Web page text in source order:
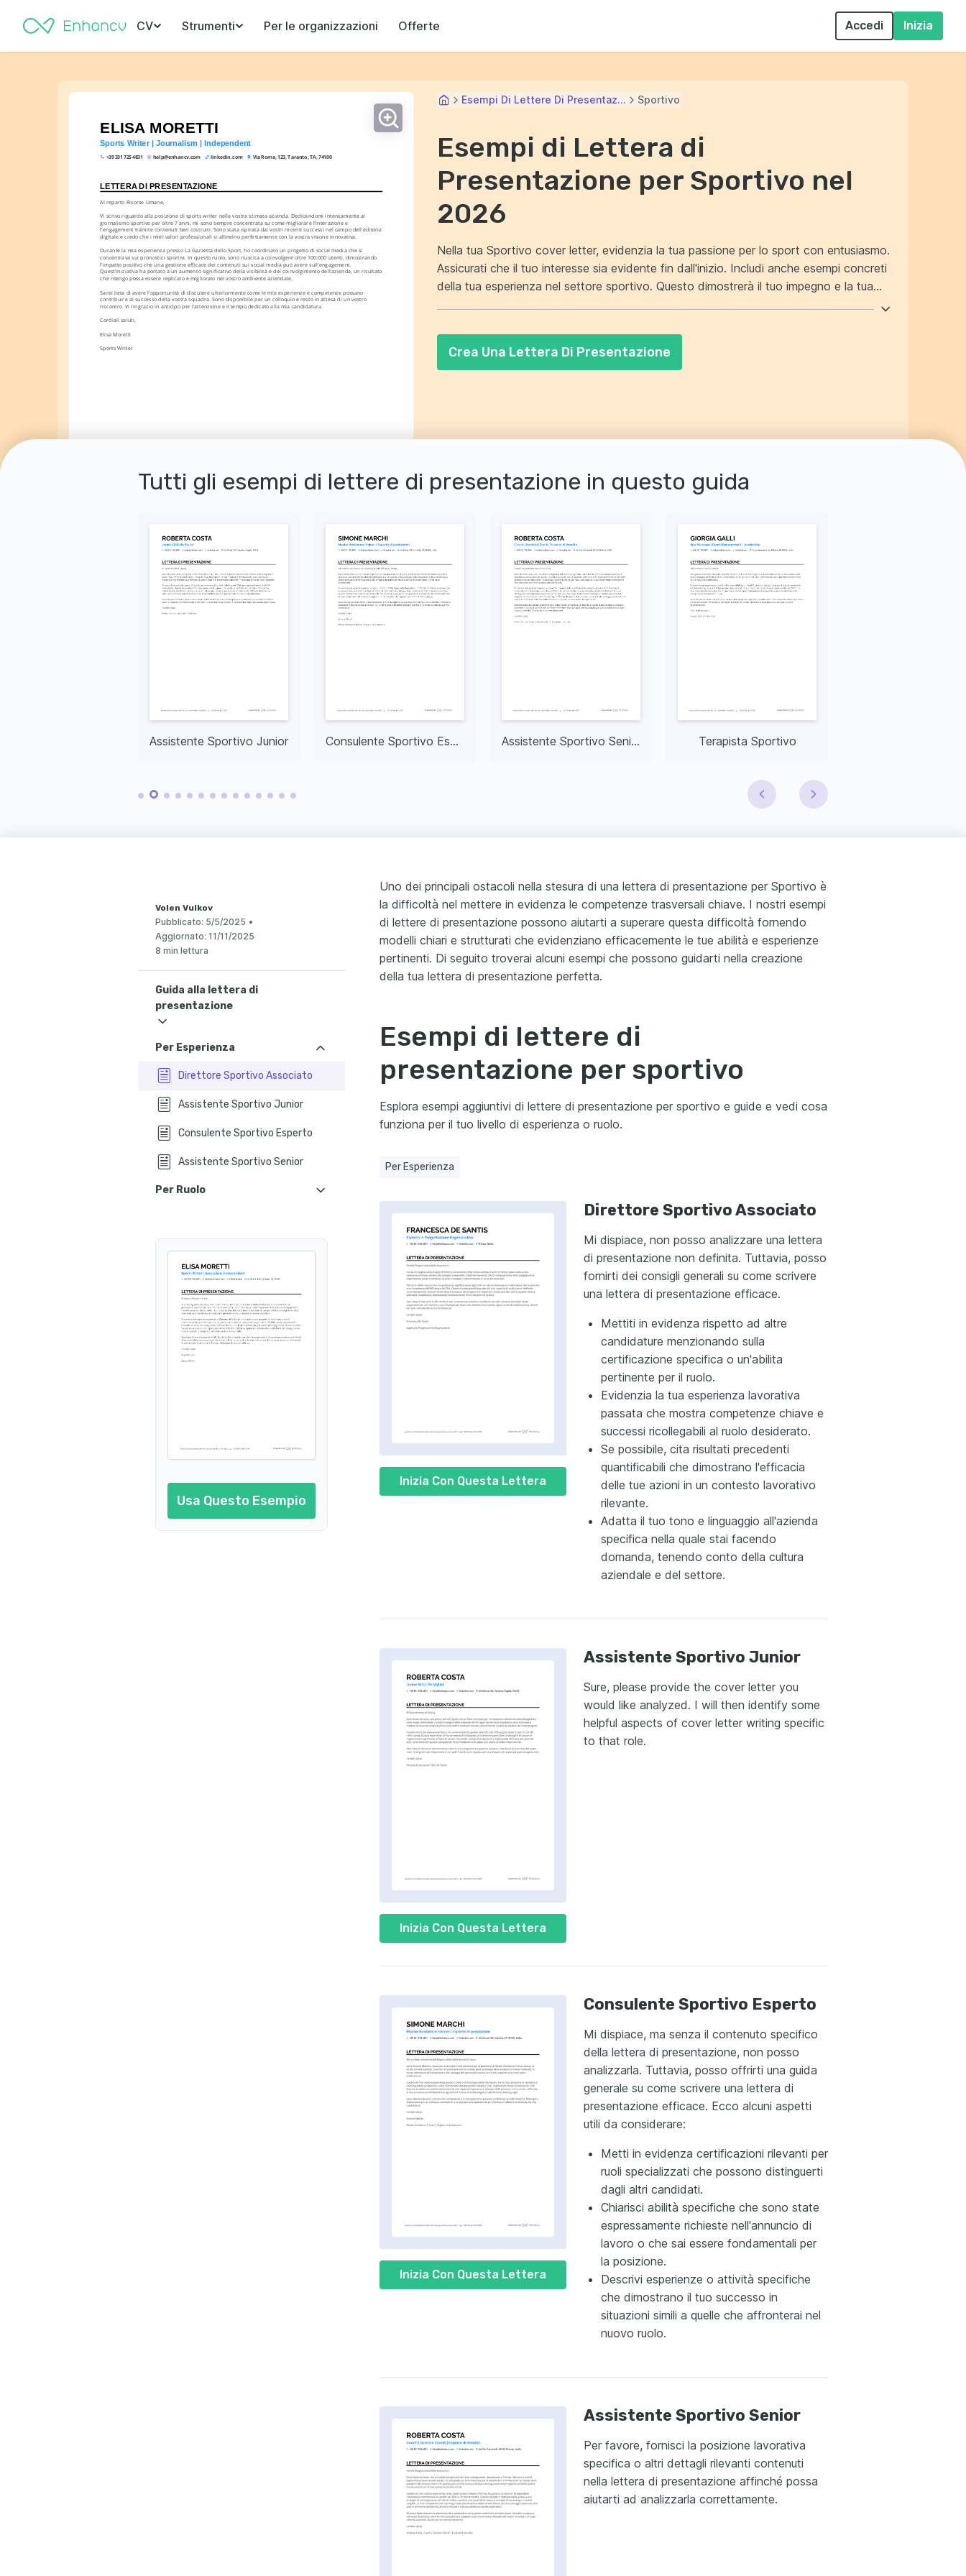
CV Strumenti Per le organizzazioni Offerte Accedi Inizia
ELISA MORETTI
Sports Writer | Journalism | Independent
+39 331 725 4831 help@enhancv.com linkedin.com Via Roma, 123, Taranto, TA, 74100
LETTERA DI PRESENTAZIONE
Al reparto Risorse Umane,
Vi scrivo riguardo alla posizione di sports writer nella vostra stimata azienda. Dedicandomi intensamente al
giornalismo sportivo per oltre 7 anni, mi sono sempre concentrata su come migliorare l'interazione e
l'engagement tramite contenuti ben costruiti. Sono stata ispirata dai vostri recenti successi nel campo dell'editoria
digitale e credo che i miei valori professionali si allineino perfettamente con la vostra visione innovativa.
Durante la mia esperienza presso La Gazzetta dello Sport, ho coordinato un progetto di social media che si
concentrava sui pronostici sportivi. In questo ruolo, sono riuscita a coinvolgere oltre 100.000 utenti, dimostrando
l'impatto positivo che una gestione efficace dei contenuti sui social media può avere sull'engagement.
Quest'iniziativa ha portato a un aumento significativo della visibilità e del coinvolgimento dell'azienda, un risultato
che ritengo possa essere replicato e migliorato nel vostro ambiente aziendale.
Sarei lieta di avere l'opportunità di discutere ulteriormente come le mie esperienze e competenze possano
contribuire al successo della vostra squadra. Sono disponibile per un colloquio e resto in attesa di un vostro
riscontro. Vi ringrazio in anticipo per l'attenzione e il tempo dedicato alla mia candidatura.
Cordiali saluti,
Elisa Moretti
Sports Writer
Esempi Di Lettere Di Presentaz... Sportivo
Esempi di Lettera di
Presentazione per Sportivo nel
2026
Nella tua Sportivo cover letter, evidenzia la tua passione per lo sport con entusiasmo.
Assicurati che il tuo interesse sia evidente fin dall'inizio. Includi anche esempi concreti
della tua esperienza nel settore sportivo. Questo dimostrerà il tuo impegno e la tua
Crea Una Lettera Di Presentazione
Tutti gli esempi di lettere di presentazione in questo guida
Assistente Sportivo Junior Consulente Sportivo Esperto Assistente Sportivo Senior Terapista Sportivo
Volen Vulkov
Pubblicato: 5/5/2025 •
Aggiornato: 11/11/2025
8 min lettura
Guida alla lettera di
presentazione
Per Esperienza
Direttore Sportivo Associato
Assistente Sportivo Junior
Consulente Sportivo Esperto
Assistente Sportivo Senior
Per Ruolo
Consulente Sportivo
Coordinatore Sportivo
Psicologo Sportivo
Medico Sportivo
Nutrizionista Sportivo
Usa Questo Esempio
Uno dei principali ostacoli nella stesura di una lettera di presentazione per Sportivo è
la difficoltà nel mettere in evidenza le competenze trasversali chiave. I nostri esempi
di lettere di presentazione possono aiutarti a superare questa difficoltà fornendo
modelli chiari e strutturati che evidenziano efficacemente le tue abilità e esperienze
pertinenti. Di seguito troverai alcuni esempi che possono guidarti nella creazione
della tua lettera di presentazione perfetta.
Esempi di lettere di
presentazione per sportivo
Esplora esempi aggiuntivi di lettere di presentazione per sportivo e guide e vedi cosa
funziona per il tuo livello di esperienza o ruolo.
Per Esperienza
Inizia Con Questa Lettera
Direttore Sportivo Associato
Mi dispiace, non posso analizzare una lettera
di presentazione non definita. Tuttavia, posso
fornirti dei consigli generali su come scrivere
una lettera di presentazione efficace.
Mettiti in evidenza rispetto ad altre
candidature menzionando sulla
certificazione specifica o un'abilitа
pertinente per il ruolo.
Evidenzia la tua esperienza lavorativa
passata che mostra competenze chiave e
successi ricollegabili al ruolo desiderato.
Se possibile, cita risultati precedenti
quantificabili che dimostrano l'efficacia
delle tue azioni in un contesto lavorativo
rilevante.
Adatta il tuo tono e linguaggio all'azienda
specifica nella quale stai facendo
domanda, tenendo conto della cultura
aziendale e del settore.
Inizia Con Questa Lettera
Assistente Sportivo Junior
Sure, please provide the cover letter you
would like analyzed. I will then identify some
helpful aspects of cover letter writing specific
to that role.
Inizia Con Questa Lettera
Consulente Sportivo Esperto
Mi dispiace, ma senza il contenuto specifico
della lettera di presentazione, non posso
analizzarla. Tuttavia, posso offrirti una guida
generale su come scrivere una lettera di
presentazione efficace. Ecco alcuni aspetti
utili da considerare:
Metti in evidenza certificazioni rilevanti per
ruoli specializzati che possono distinguerti
dagli altri candidati.
Chiarisci abilità specifiche che sono state
espressamente richieste nell'annuncio di
lavoro o che sai essere fondamentali per
la posizione.
Descrivi esperienze o attività specifiche
che dimostrano il tuo successo in
situazioni simili a quelle che affronterai nel
nuovo ruolo.
Assistente Sportivo Senior
Per favore, fornisci la posizione lavorativa
specifica o altri dettagli rilevanti contenuti
nella lettera di presentazione affinché possa
aiutarti ad analizzarla correttamente.